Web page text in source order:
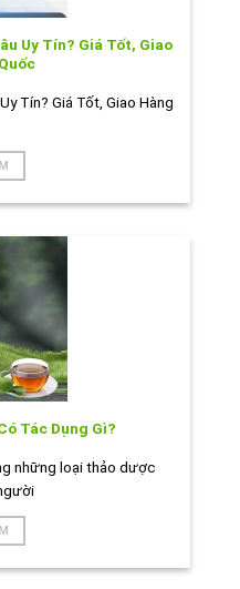
Uy Tín? Giá Tốt, Giao
Tín? Giá Tốt, Giao Hàng
Tác Dụng Gì?
những loại thảo dược